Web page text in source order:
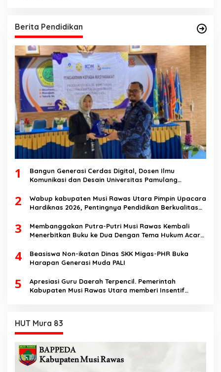
Berita Pendidikan
1
Bangun Generasi Cerdas Digital, Dosen Ilmu
Komunikasi dan Desain Universitas Pamulang
Speech di SMK Ikhlas Jawilan
2
Wabup kabupaten Musi Rawas Utara Pimpin Upacara
Hardiknas 2026, Pentingnya Pendidikan Berkualitas
3
Membanggakan Putra-Putri Musi Rawas Kembali
Menerbitkan Buku ke Dua Dengan Tema Hukum Acara
4
Beasiswa Non-ikatan Dinas SKK Migas-PHR Buka
Harapan Generasi Muda PALI
5
Apresiasi Guru Daerah Terpencil. Pemerintah
Kabupaten Musi Rawas Utara memberi Insentif
HUT Mura 83